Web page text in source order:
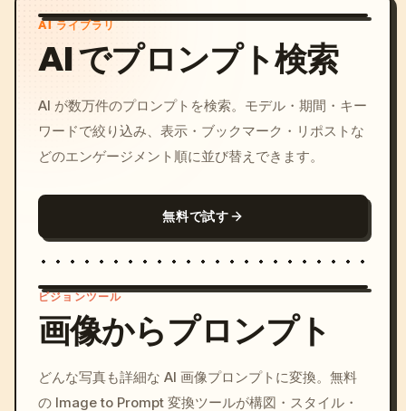
AI ライブラリ
AI でプロンプト検索
AI が数万件のプロンプトを検索。モデル・期間・キー
ワードで絞り込み、表示・ブックマーク・リポストな
どのエンゲージメント順に並び替えできます。
無料で試す
c, cyberpunk sunset, neon
colors, 8k --v 6.0
ビジョンツール
画像からプロンプト
どんな写真も詳細な AI 画像プロンプトに変換。無料
の Image to Prompt 変換ツールが構図・スタイル・